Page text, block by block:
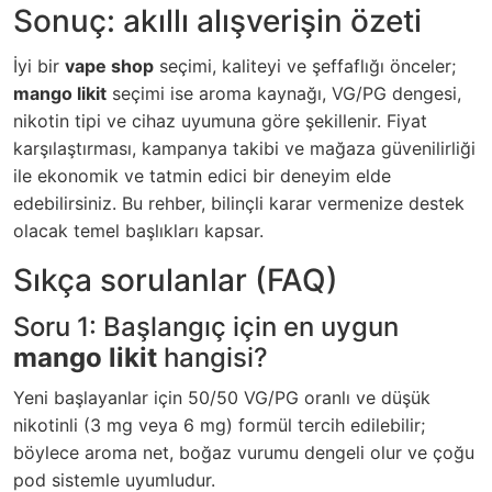
Sonuç: akıllı alışverişin özeti
İyi bir vape shop seçimi, kaliteyi ve şeffaflığı önceler;
mango likit seçimi ise aroma kaynağı, VG/PG dengesi,
nikotin tipi ve cihaz uyumuna göre şekillenir. Fiyat
karşılaştırması, kampanya takibi ve mağaza güvenilirliği
ile ekonomik ve tatmin edici bir deneyim elde
edebilirsiniz. Bu rehber, bilinçli karar vermenize destek
olacak temel başlıkları kapsar.
Sıkça sorulanlar (FAQ)
Soru 1: Başlangıç için en uygun
mango likit hangisi?
Yeni başlayanlar için 50/50 VG/PG oranlı ve düşük
nikotinli (3 mg veya 6 mg) formül tercih edilebilir;
böylece aroma net, boğaz vurumu dengeli olur ve çoğu
pod sistemle uyumludur.